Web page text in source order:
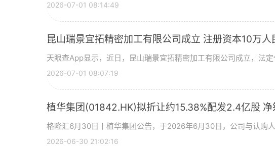
2026-07-01 08:14:49
昆山瑞景宜拓精密加工有限公司成立 注册资本10万人
天眼查App显示，近日，昆山瑞景宜拓精密加工有限公司成立，法定
2026-07-01 08:07:19
植华集团(01842.HK)拟折让约15.38%配发2.4亿股
格隆汇6月30日丨植华集团公告，于2026年6月30日，公司与认购
2026-06-30 21:02:16